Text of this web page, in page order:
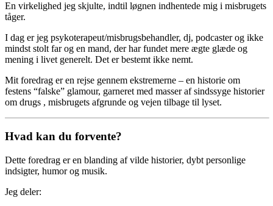
En virkelighed jeg skjulte, indtil løgnen indhentede mig i misbrugets
tåger.
I dag er jeg psykoterapeut/misbrugsbehandler, dj, podcaster og ikke
mindst stolt far og en mand, der har fundet mere ægte glæde og
mening i livet generelt. Det er bestemt ikke nemt.
Mit foredrag er en rejse gennem ekstremerne – en historie om
festens “falske” glamour, garneret med masser af sindssyge historier
om drugs , misbrugets afgrunde og vejen tilbage til lyset.
Hvad kan du forvente?
Dette foredrag er en blanding af vilde historier, dybt personlige
indsigter, humor og musik.
Jeg deler: